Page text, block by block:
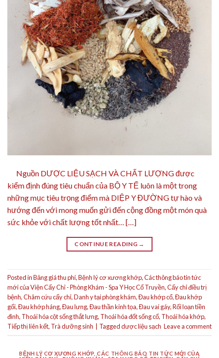
Nguồn DƯỢC LIỆU SẠCH VÀ CHẤT LƯỢNG được
kiểm định đúng tiêu chuẩn của BỘ Y TẾ luôn là một trong
những mục tiêu trọng điểm mà DIỆP Y ĐƯỜNG tự hào và
hướng đến với mong muốn gửi đến cộng đồng một món quà
sức khỏe với chất lượng tốt nhất… […]
CONTINUE READING →
Posted inBảng giá thu phí,Bệnh lý cơ xương khớp,Các thông báo tin tức
mới của Viện Cấy Chỉ - Phòng Khám - Spa Y Học Cổ Truyền,Cấy chỉ điều trị
bệnh,Châm cứu cấy chỉ,Danh y tại phòng khám,Đau khớp cổ,Đau khớp
gối,Đau khớp háng,Đau lưng,Đau thần kinh tọa,Đau vai gáy,Rối loạn tiền
đình, Thoái hóa cột sống thắt lưng, Thoái hóa đốt sống cổ, Thoái hóa khớp,
Tiếp thị liên kết, Trà dưỡng sinh Taggeddược liệu sạch Leave a comment
BỆNH LÝ CƠ XƯƠNG KHỚP ,CÁC THÔNG BÁO TIN TỨC MỚI CỦA